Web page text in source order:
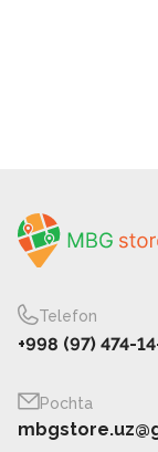
Telefon
+998 (97) 474-
Pochta